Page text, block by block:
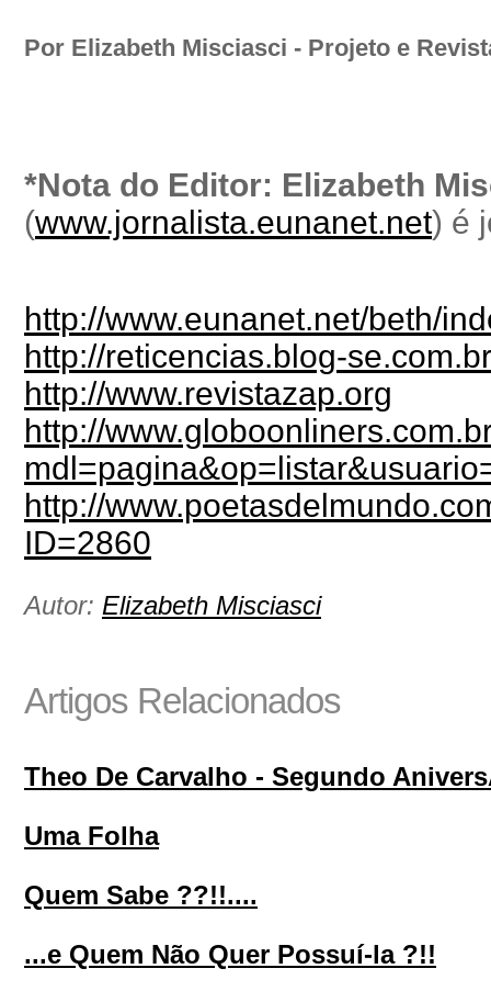
Por Elizabeth Misciasci - Projeto e
*Nota do Editor: Elizabeth
(www.jornalista.eunanet.net) é
http://www.eunanet.net/beth/
http://reticencias.blog-
http://www.revistazap.org
http://
http://
ID=2860
Autor: Elizabeth Misciasci
Artigos Relacionados
Theo De Carvalho - Segundo
Uma Folha
Quem Sabe ??!!....
...e Quem Não Quer Possuí-la ?!!